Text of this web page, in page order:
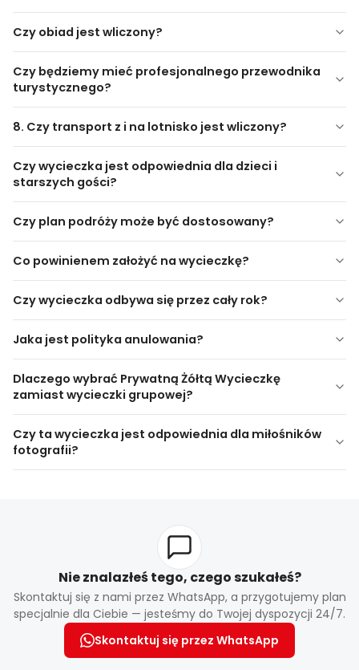
Dolinę Gołębi
Dolinę Miłości
Czerwoną Dolinę
Panorama Ortahisar
Czy obiad jest wliczony?
Czy będziemy mieć profesjonalnego przewodnika
turystycznego?
8. Czy transport z i na lotnisko jest wliczony?
Czy wycieczka jest odpowiednia dla dzieci i
starszych gości?
Czy plan podróży może być dostosowany?
Co powinienem założyć na wycieczkę?
Czy wycieczka odbywa się przez cały rok?
Jaka jest polityka anulowania?
dostawcy i jest wyjaśniana podczas procesu rezerwacji.
Dlaczego wybrać Prywatną Żółtą Wycieczkę
zamiast wycieczki grupowej?
Czy ta wycieczka jest odpowiednia dla miłośników
fotografii?
Nie znalazłeś tego, czego szukałeś?
Skontaktuj się z nami przez WhatsApp, a przygotujemy plan
specjalnie dla Ciebie — jesteśmy do Twojej dyspozycji 24/7.
Skontaktuj się przez WhatsApp